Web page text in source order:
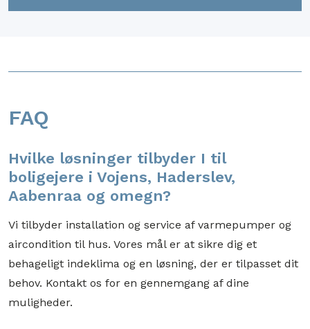
​FAQ
Hvilke løsninger tilbyder I til
boligejere i Vojens, Haderslev,
Aabenraa og omegn?
​Vi tilbyder installation og service af varmepumper og
aircondition til hus. Vores mål er at sikre dig et
behageligt indeklima og en løsning, der er tilpasset dit
behov. Kontakt os for en gennemgang af dine
muligheder.